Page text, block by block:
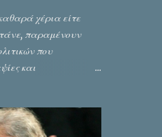
χέρια είτε
παραμένουν
που
και